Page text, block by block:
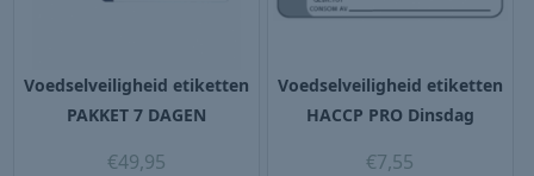
Voedselveiligheid etiketten
PAKKET 7 DAGEN
€49,95
Voedselveiligheid etiketten
HACCP PRO Dinsdag
€7,55